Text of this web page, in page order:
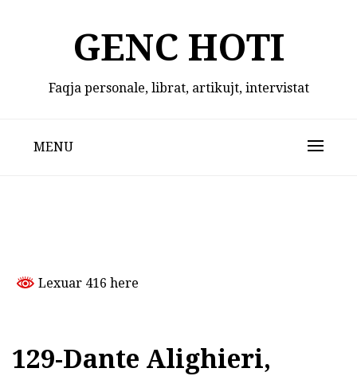
GENC HOTI
Faqja personale, librat, artikujt, intervistat
MENU
Lexuar 416 here
129-Dante Alighieri,